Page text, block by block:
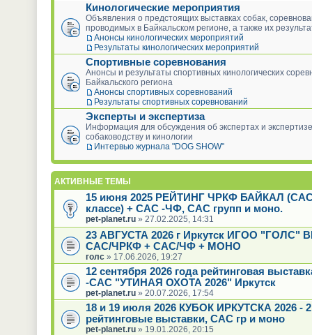
Кинологические мероприятия
Объявления о предстоящих выставках собак,
проводимых в Байкальском регионе, а также их
Анонсы кинологических мероприятий
Результаты кинологических мероприятий
Спортивные соревнования
Анонсы и результаты спортивных кинологических
Байкальского региона
Анонсы спортивных соревнований
Результаты спортивных соревнований
Эксперты и экспертиза
Информация для обсуждения об экспертах и
собаководству и кинологии
Интервью журнала "DOG SHOW"
АКТИВНЫЕ ТЕМЫ
15 июня 2025 РЕЙТИНГ ЧРКФ БАЙКАЛ
классе) + САС -ЧФ, САС групп и моно.
pet-planet.ru» 27.02.2025, 14:31
23 АВГУСТА 2026 г Иркутск ИГОО "ГОЛС"
САС/ЧРКФ + САС/ЧФ + МОНО
голс» 17.06.2026, 19:27
12 сентября 2026 года рейтинговая
-САС "УТИНАЯ ОХОТА 2026" Иркутск
pet-planet.ru» 20.07.2026, 17:54
18 и 19 июля 2026 КУБОК ИРКУТСКА 2026 - 2
рейтинговые выставки, САС гр и моно
pet-planet.ru» 19.01.2026, 20:15